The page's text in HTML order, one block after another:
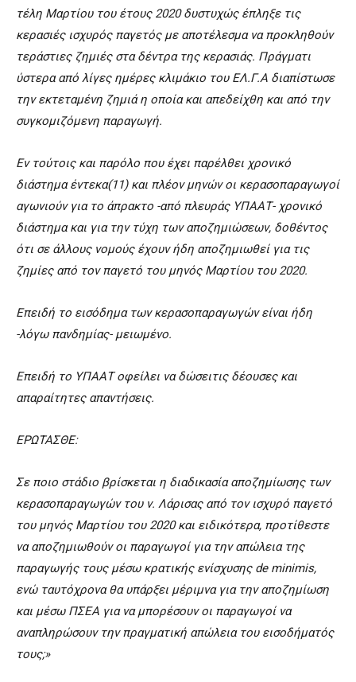
τέλη Μαρτίου του έτους 2020 δυστυχώς έπληξε τις
κερασιές ισχυρός παγετός με αποτέλεσμα να προκληθούν
τεράστιες ζημιές στα δέντρα της κερασιάς. Πράγματι
ύστερα από λίγες ημέρες κλιμάκιο του ΕΛ.Γ.Α διαπίστωσε
την εκτεταμένη ζημιά η οποία και απεδείχθη και από την
συγκομιζόμενη παραγωγή.
Εν τούτοις και παρόλο που έχει παρέλθει χρονικό
διάστημα έντεκα(11) και πλέον μηνών οι κερασοπαραγωγοί
αγωνιούν για το άπρακτο -από πλευράς ΥΠΑΑΤ- χρονικό
διάστημα και για την τύχη των αποζημιώσεων, δοθέντος
ότι σε άλλους νομούς έχουν ήδη αποζημιωθεί για τις
ζημίες από τον παγετό του μηνός Μαρτίου του 2020.
Επειδή το εισόδημα των κερασοπαραγωγών είναι ήδη
-λόγω πανδημίας- μειωμένο.
Επειδή το ΥΠΑΑΤ οφείλει να δώσειτις δέουσες και
απαραίτητες απαντήσεις.
ΕΡΩΤΑΣΘΕ:
Σε ποιο στάδιο βρίσκεται η διαδικασία αποζημίωσης των
κερασοπαραγωγών του ν. Λάρισας από τον ισχυρό παγετό
του μηνός Μαρτίου του 2020 και ειδικότερα, προτίθεστε
να αποζημιωθούν οι παραγωγοί για την απώλεια της
παραγωγής τους μέσω κρατικής ενίσχυσης de minimis,
ενώ ταυτόχρονα θα υπάρξει μέριμνα για την αποζημίωση
και μέσω ΠΣΕΑ για να μπορέσουν οι παραγωγοί να
αναπληρώσουν την πραγματική απώλεια του εισοδήματός
τους;»